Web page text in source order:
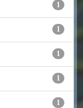
1
1
1
1
1